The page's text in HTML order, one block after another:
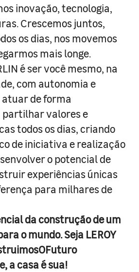
inovação, tecnologia,
Crescemos juntos,
os dias, nos movemos
mais longe.
é ser você mesmo, na
com autonomia e
de forma
valores e
todos os dias, criando
de iniciativa e realização
o potencial de
experiências únicas
para milhares de
da construção de um
o mundo. Seja LEROY
a casa é sua!